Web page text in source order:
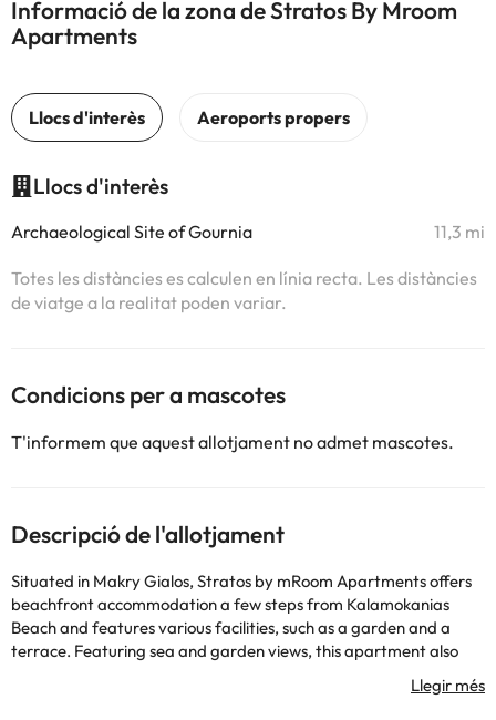
Informació de la zona de Stratos By Mroom
Apartments
Llocs d'interès
Archaeological Site of Gournia 11,3 mi
Totes les distàncies es calculen en línia recta. Les distàncies
de viatge a la realitat poden variar.
Condicions per a mascotes
T'informem que aquest allotjament no admet mascotes.
Descripció de l'allotjament
Situated in Makry Gialos, Stratos by mRoom Apartments offers
beachfront accommodation a few steps from Kalamokanias
Beach and features various facilities, such as a garden and a
terrace. Featuring sea and garden views, this apartment also
comes with free WiFi. When staying at the apartment, guests